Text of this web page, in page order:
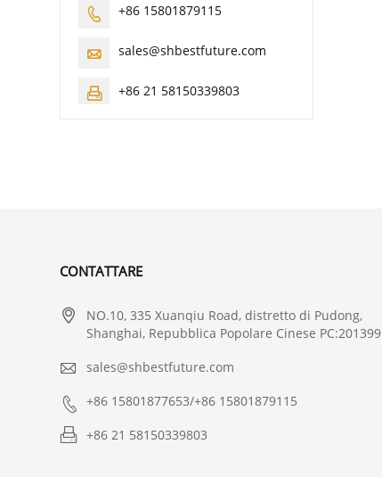
 +86 15801879115
 sales@shbestfuture.com
 +86 21 58150339803
CONTATTARE

NO.10, 335 Xuanqiu Road, distretto di Pudong,
Shanghai, Repubblica Popolare Cinese PC:201399
 sales@shbestfuture.com
 +86 15801877653/+86 15801879115
 +86 21 58150339803